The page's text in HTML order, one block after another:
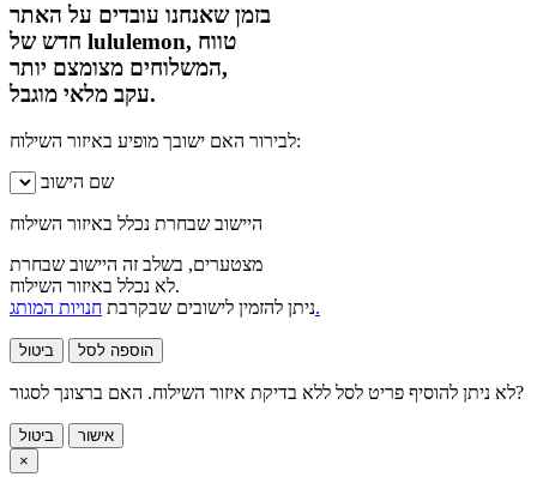
בזמן שאנחנו עובדים על האתר
חדש של lululemon, טווח
המשלוחים מצומצם יותר,
עקב מלאי מוגבל.
לבירור האם ישובך מופיע באיזור השילוח:
שם הישוב
היישוב שבחרת נכלל באיזור השילוח
מצטערים, בשלב זה היישוב שבחרת
לא נכלל באיזור השילוח.
ניתן להזמין לישובים שבקרבתחנויות המותג.
ביטול הוספה לסל
לא ניתן להוסיף פריט לסל ללא בדיקת איזור השילוח. האם ברצונך לסגור?
ביטול
אישור
×